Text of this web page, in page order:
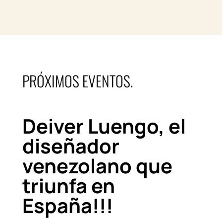
PRÓXIMOS EVENTOS.
Deiver Luengo, el
diseñador
venezolano que
triunfa en
España!!!